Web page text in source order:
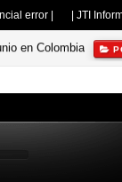
error | | JTI
en Colombia